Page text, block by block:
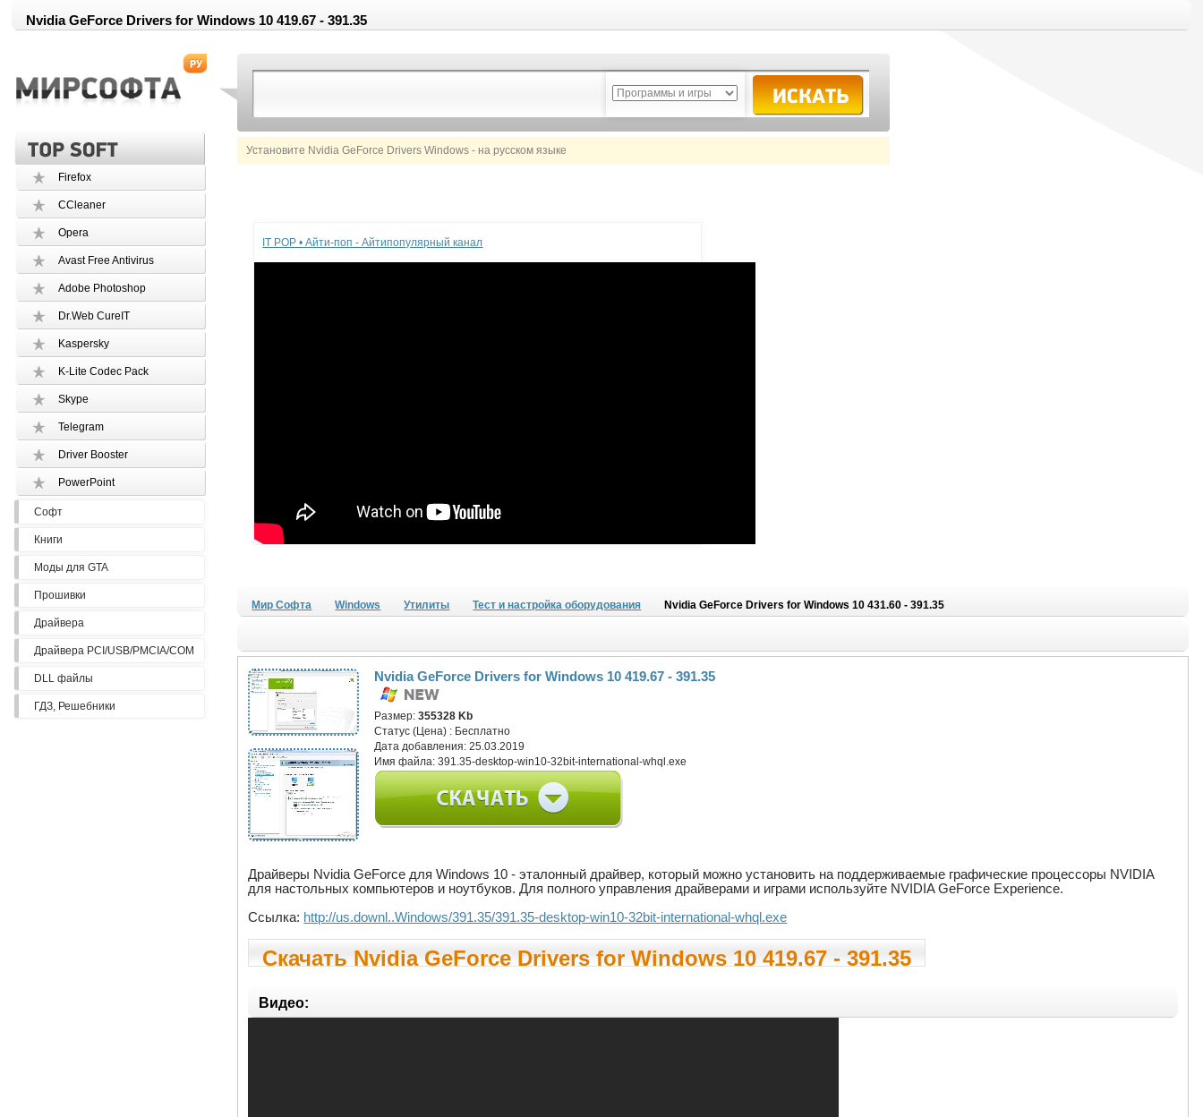
Nvidia GeForce Drivers for Windows 10 419.67 - 391.35
Установите Nvidia GeForce Drivers Windows - на русском языке
Firefox
CCleaner
Opera
Avast Free Antivirus
Adobe Photoshop
Dr.Web CureIT
Kaspersky
K-Lite Codec Pack
Skype
Telegram
Driver Booster
PowerPoint
Софт
Книги
Моды для GTA
Прошивки
Драйвера
Драйвера PCI/USB/PMCIA/COM
DLL файлы
ГДЗ, Решебники
IT POP • Айти-поп - Айтипопулярный канал
Мир Софта Windows Утилиты Тест и настройка оборудования Nvidia GeForce Drivers for Windows 10 431.60 - 391.35
Nvidia GeForce Drivers for Windows 10 419.67 - 391.35
Размер:355328 Kb
Статус (Цена) : Бесплатно
Дата добавления:25.03.2019
Имя файла:391.35-desktop-win10-32bit-international-whql.exe
Драйверы Nvidia GeForce для Windows 10 - эталонный драйвер, который можно установить на поддерживаемые графические процессоры NVIDIA
для настольных компьютеров и ноутбуков. Для полного управления драйверами и играми используйте NVIDIA GeForce Experience.
Ссылка: http://us.downl..Windows/391.35/391.35-desktop-win10-32bit-international-whql.exe
Скачать Nvidia GeForce Drivers for Windows 10 419.67 - 391.35
Видео: